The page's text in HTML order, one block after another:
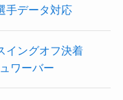
手データ対応
イングオフ決着
ワーバー